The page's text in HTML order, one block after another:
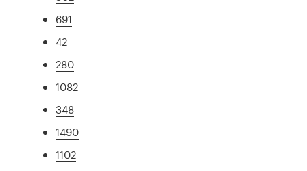
691
42
280
1082
348
1490
1102